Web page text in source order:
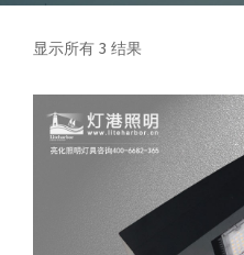
显示所有 3 结果